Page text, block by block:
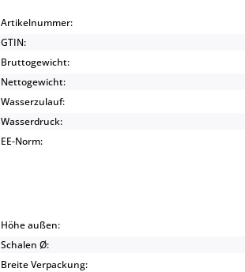
Artikelnummer:
GTIN:
Bruttogewicht:
Nettogewicht:
Wasserzulauf:
Wasserdruck:
EE-Norm:
Höhe außen:
Schalen Ø:
Breite Verpackung: